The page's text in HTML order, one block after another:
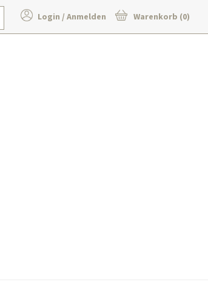
Login / Anmelden Warenkorb (0)